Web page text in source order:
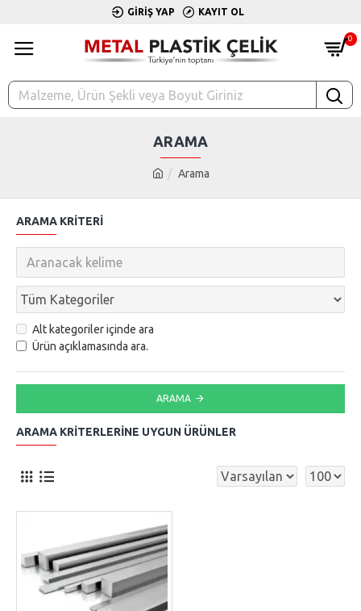
GIRIŞ YAP KAYIT OL
0
Arama
ARAMA
ARAMA KRITERI
Alt kategoriler içinde ara
Ürün açıklamasında ara.
ARAMA
ARAMA KRITERLERINE UYGUN ÜRÜNLER